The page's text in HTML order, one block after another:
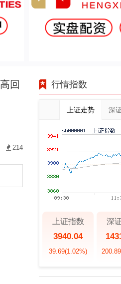
回
214
行情指数
上证走势 深
上证指数
3940.04
39.69(1.02%)
深
200.89